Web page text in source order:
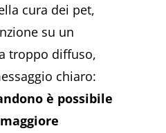
cura dei pet,
su un
troppo diffuso,
chiaro:
è possibile